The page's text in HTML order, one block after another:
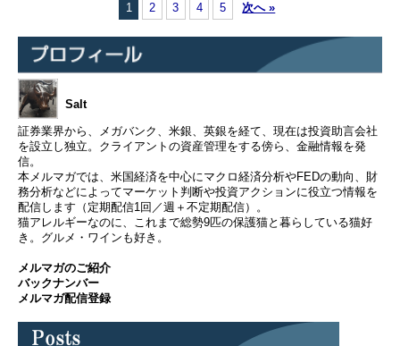
1 2 3 4 5 次へ »
Salt
証券業界から、メガバンク、米銀、英銀を経て、現在は投資助言会社
を設立し独立。クライアントの資産管理をする傍ら、金融情報を発
信。
本メルマガでは、米国経済を中心にマクロ経済分析やFEDの動向、財
務分析などによってマーケット判断や投資アクションに役立つ情報を
配信します（定期配信1回／週＋不定期配信）。
猫アレルギーなのに、これまで総勢9匹の保護猫と暮らしている猫好
き。グルメ・ワインも好き。
メルマガのご紹介
バックナンバー
メルマガ配信登録